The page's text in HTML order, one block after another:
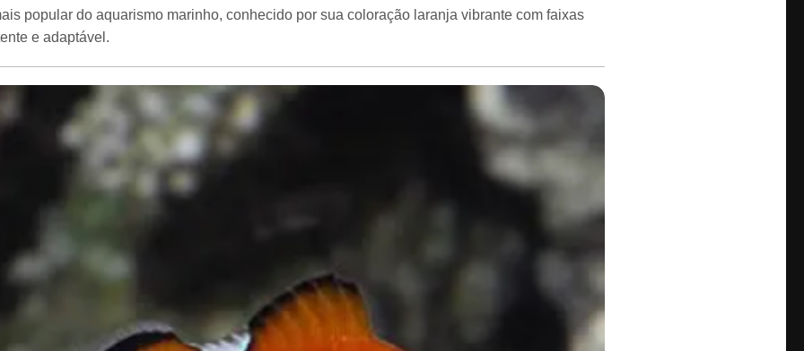
popular do aquarismo marinho, conhecido por sua coloração laranja vibrante com faixas
e adaptável.